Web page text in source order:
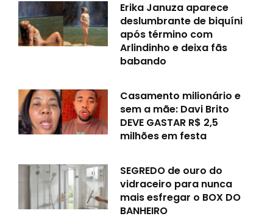
Erika Januza aparece
deslumbrante de biquíni
após término com
Arlindinho e deixa fãs
babando
Casamento milionário e
sem a mãe: Davi Brito
DEVE GASTAR R$ 2,5
milhões em festa
SEGREDO de ouro do
vidraceiro para nunca
mais esfregar o BOX DO
BANHEIRO